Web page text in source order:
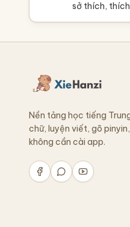
sở thích, thích
Nền tảng học tiếng
chữ, luyện viết, gõ
không cần cài app.